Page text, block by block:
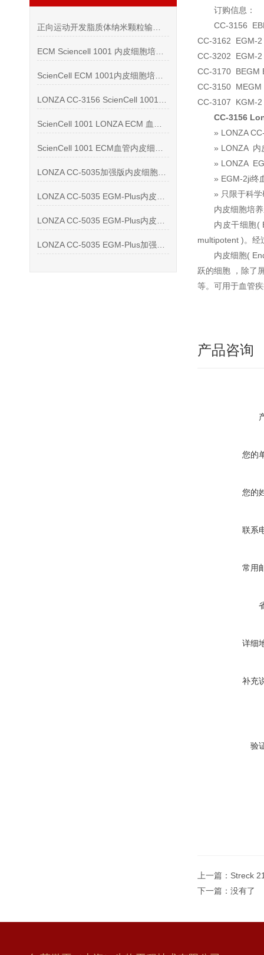
订购信息：
CC-3156
CC-3162 EGM-2
CC-3202 EGM-2
CC-3170 BEGM
CC-3150
CC-3107 KGM-2
CC-3156
» LONZA
» LONZA 内
» LONZA
» EGM-2ji终
» 只限于科学
内皮细胞培
内皮干细胞(
multipotent )。经
内皮细胞(
跃的细胞 ，除了
等。可用于血管
产品咨询
您的
您的
联系
常用
详细
补充
验
上一篇： Streck
下一篇：没有了